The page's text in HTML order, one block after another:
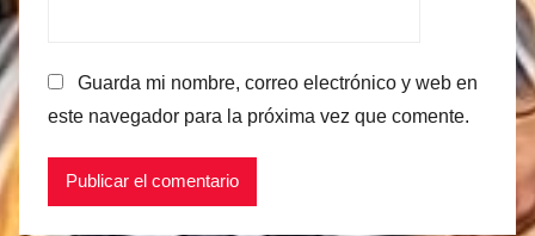
Guarda mi nombre, correo electrónico y web en
este navegador para la próxima vez que comente.